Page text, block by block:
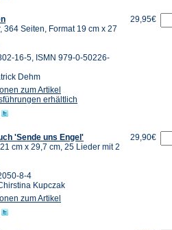
364 Seiten, Format 19 cm x 27
16-5, ISMN 979-0-50226-
Dehm
zum Artikel
erhältlich
29,95€
'Sende uns Engel'
cm x 29,7 cm, 25 Lieder mit 2
8-4
Kupczak
zum Artikel
29,90€